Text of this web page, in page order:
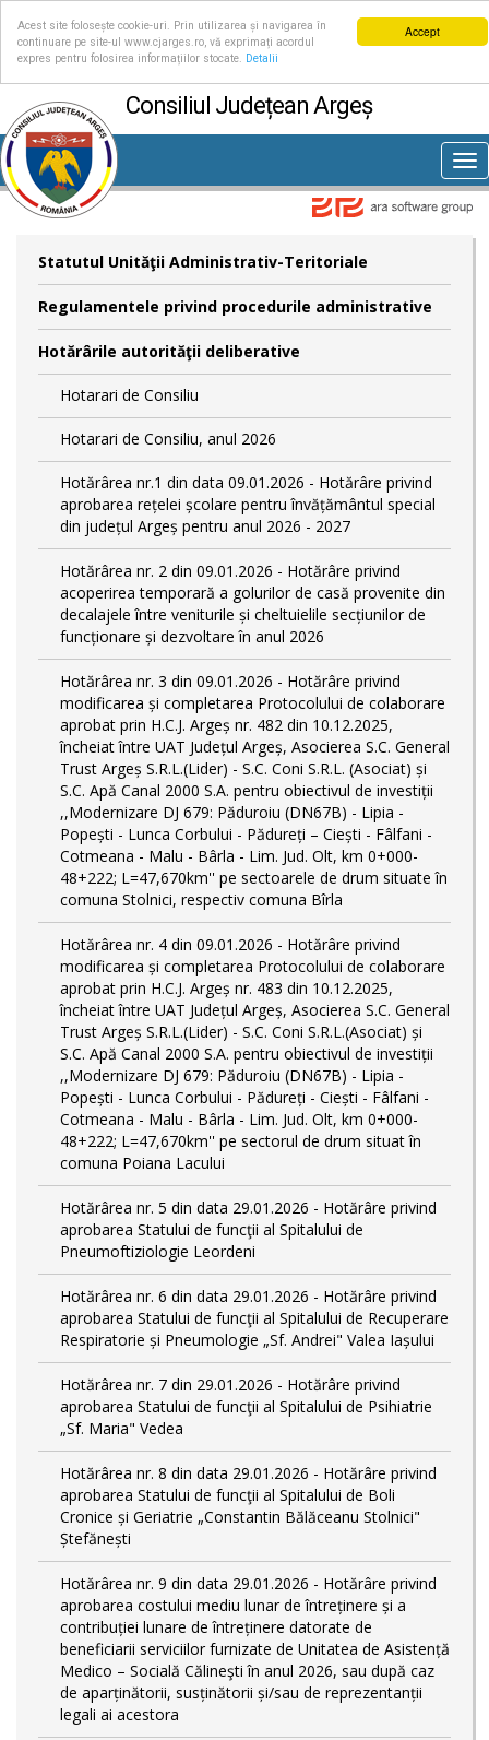
Accept
Acest site folosește cookie-uri. Prin utilizarea și navigarea în
continuare pe site-ul www.cjarges.ro, vă exprimați acordul
expres pentru folosirea informațiilor stocate.
Detalii
Consiliul Județean Argeș
Statutul Unităţii Administrativ-Teritoriale
Regulamentele privind procedurile administrative
Hotărârile autorităţii deliberative
Hotarari de Consiliu
Hotarari de Consiliu, anul 2026
Hotărârea nr.1 din data 09.01.2026 - Hotărâre privind
aprobarea rețelei școlare pentru învățământul special
din județul Argeș pentru anul 2026 - 2027
Hotărârea nr. 2 din 09.01.2026 - Hotărâre privind
acoperirea temporară a golurilor de casă provenite din
decalajele între veniturile și cheltuielile secțiunilor de
funcționare și dezvoltare în anul 2026
Hotărârea nr. 3 din 09.01.2026 - Hotărâre privind
modificarea și completarea Protocolului de colaborare
aprobat prin H.C.J. Argeș nr. 482 din 10.12.2025,
încheiat între UAT Județul Argeș, Asocierea S.C. General
Trust Argeș S.R.L.(Lider) - S.C. Coni S.R.L. (Asociat) și
S.C. Apă Canal 2000 S.A. pentru obiectivul de investiții
,,Modernizare DJ 679: Păduroiu (DN67B) - Lipia -
Popești - Lunca Corbului - Pădureți – Ciești - Fâlfani -
Cotmeana - Malu - Bârla - Lim. Jud. Olt, km 0+000-
48+222; L=47,670km'' pe sectoarele de drum situate în
comuna Stolnici, respectiv comuna Bîrla
Hotărârea nr. 4 din 09.01.2026 - Hotărâre privind
modificarea și completarea Protocolului de colaborare
aprobat prin H.C.J. Argeș nr. 483 din 10.12.2025,
încheiat între UAT Județul Argeș, Asocierea S.C. General
Trust Argeș S.R.L.(Lider) - S.C. Coni S.R.L.(Asociat) și
S.C. Apă Canal 2000 S.A. pentru obiectivul de investiții
,,Modernizare DJ 679: Păduroiu (DN67B) - Lipia -
Popești - Lunca Corbului - Pădureți - Ciești - Fâlfani -
Cotmeana - Malu - Bârla - Lim. Jud. Olt, km 0+000-
48+222; L=47,670km'' pe sectorul de drum situat în
comuna Poiana Lacului
Hotărârea nr. 5 din data 29.01.2026 - Hotărâre privind
aprobarea Statului de funcţii al Spitalului de
Pneumoftiziologie Leordeni
Hotărârea nr. 6 din data 29.01.2026 - Hotărâre privind
aprobarea Statului de funcţii al Spitalului de Recuperare
Respiratorie și Pneumologie „Sf. Andrei" Valea Iașului
Hotărârea nr. 7 din 29.01.2026 - Hotărâre privind
aprobarea Statului de funcţii al Spitalului de Psihiatrie
„Sf. Maria" Vedea
Hotărârea nr. 8 din data 29.01.2026 - Hotărâre privind
aprobarea Statului de funcţii al Spitalului de Boli
Cronice și Geriatrie „Constantin Bălăceanu Stolnici"
Ștefănești
Hotărârea nr. 9 din data 29.01.2026 - Hotărâre privind
aprobarea costului mediu lunar de întreținere și a
contribuției lunare de întreținere datorate de
beneficiarii serviciilor furnizate de Unitatea de Asistență
Medico – Socială Călineşti în anul 2026, sau după caz
de aparținătorii, susținătorii și/sau de reprezentanții
legali ai acestora